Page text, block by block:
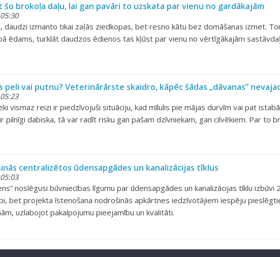
šo brokoļa daļu, lai gan pavāri to uzskata par vienu no gardākajām
izmanto tikai zaļās ziedkopas, bet resno kātu bez domāšanas izmet.
ēdams, turklāt daudzos ēdienos tas kļūst par vienu no vērtīgākajām
peli vai putnu? Veterinārārste skaidro, kāpēc šādas „dāvanas”
vismaz reizi ir piedzīvojuši situāciju, kad mīlulis pie mājas durvīm vai pat
pilnīgi dabiska, tā var radīt risku gan pašam dzīvniekam, gan cilvēkiem. Par to
centralizētos ūdensapgādes un kanalizācijas tīklus
noslēgusi būvniecības līgumu par ūdensapgādes un kanalizācijas tīklu izbūvi
bet projekta īstenošana nodrošinās apkārtnes iedzīvotājiem iespēju
uzlabojot pakalpojumu pieejamību un kvalitāti.